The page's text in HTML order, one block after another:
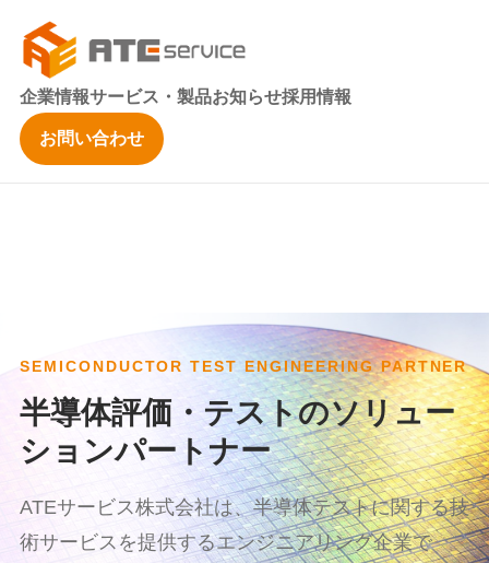
企業情報サービス・製品お知らせ採用情報
お問い合わせ
SEMICONDUCTOR TEST ENGINEERING PARTNER
半導体評価・テストのソリュー
ションパートナー
ATEサービス株式会社は、半導体テストに関する技
術サービスを提供するエンジニアリング企業で